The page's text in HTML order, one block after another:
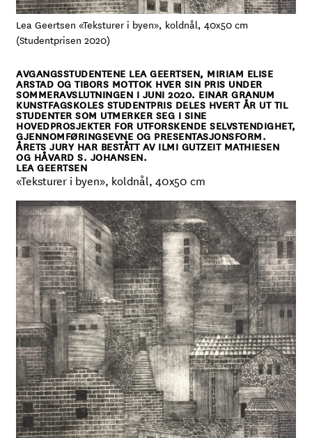
Lea Geertsen «Teksturer i byen», koldnål, 40x50 cm
(Studentprisen 2020)
AVGANGSSTUDENTENE LEA GEERTSEN, MIRIAM ELISE
ARSTAD OG TIBORS MOTTOK HVER SIN PRIS UNDER
SOMMERAVSLUTNINGEN I JUNI 2020. EINAR GRANUM
KUNSTFAGSKOLES STUDENTPRIS DELES HVERT ÅR UT TIL
STUDENTER SOM UTMERKER SEG I SINE
HOVEDPROSJEKTER FOR UTFORSKENDE SELVSTENDIGHET,
GJENNOMFØRINGSEVNE OG PRESENTASJONSFORM.
ÅRETS JURY HAR BESTÅTT AV ILMI GUTZEIT MATHIESEN
OG HÅVARD S. JOHANSEN.
LEA GEERTSEN
«Teksturer i byen», koldnål, 40x50 cm